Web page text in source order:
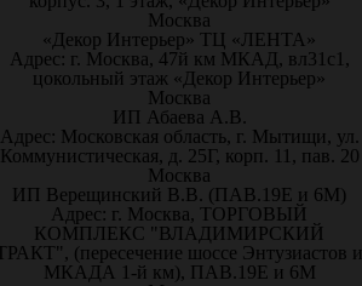
Москва
«Декор Интерьер» ТЦ «ЛЕНТА»
Адрес: г. Москва, 47й км МКАД, вл31с1,
цокольный этаж «Декор Интерьер»
Москва
ИП Абаева А.В.
Адрес: Московская область, г. Мытищи, ул.
Коммунистическая, д. 25Г, корп. 11, пав. 20
Москва
ИП Верещинский В.В. (ПАВ.19Е и 6М)
Адрес: г. Москва, ТОРГОВЫЙ
КОМПЛЕКС "ВЛАДИМИРСКИЙ
(пересечение шоссе Энтузиастов и
МКАДА 1-й км), ПАВ.19Е и 6М